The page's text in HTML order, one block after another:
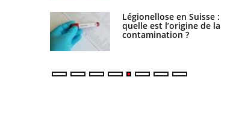
Légionellose en Suisse :
quelle est l’origine de la
contamination ?